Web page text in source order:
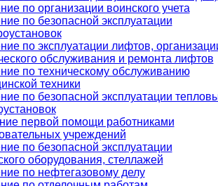
по организации воинского учета
по безопасной эксплуатации
по эксплуатации лифтов,
обслуживания и ремонта лифтов
по техническому обслуживанию
техники
по безопасной эксплуатации
первой помощи работниками
учреждений
по безопасной эксплуатации
оборудования, стеллажей
по нефтегазовому делу